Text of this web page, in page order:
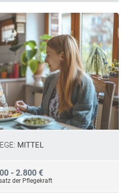
MITTEL
- 2.800 €
der Pflegekraft